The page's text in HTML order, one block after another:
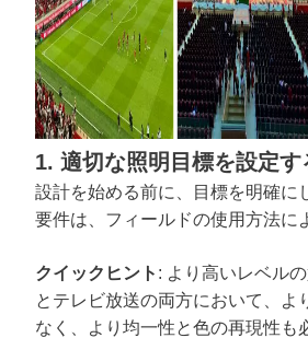
1. 適切な照明目標を設定す
設計を始める前に、目標を明確に
要件は、フィールドの使用方法に
クイックヒント : より高いレベル
とテレビ放送の両方において、よ
なく、より均一性と色の再現性も